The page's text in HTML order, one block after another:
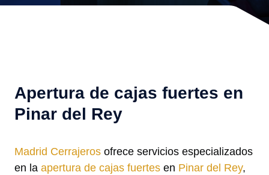
Apertura de cajas fuertes en
Pinar del Rey
Madrid Cerrajeros ofrece servicios especializados
en la apertura de cajas fuertes en Pinar del Rey,